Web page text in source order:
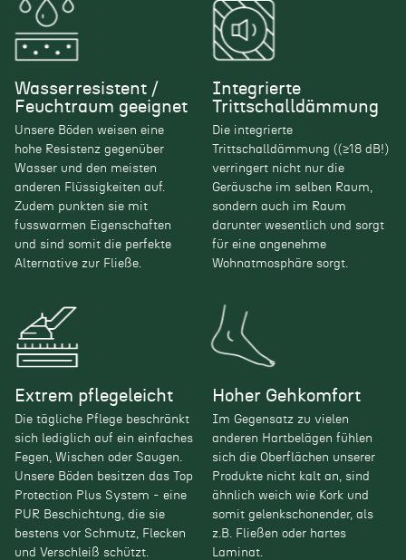
Wasserresistent /
Feuchtraum geeignet
Unsere Böden weisen eine
hohe Resistenz gegenüber
Wasser und den meisten
anderen Flüssigkeiten auf.
Zudem punkten sie mit
fusswarmen Eigenschaften
und sind somit die perfekte
Alternative zur Fließe.
Integrierte
Trittschalldämmung
Die integrierte
Trittschalldämmung ((≥18 dB!)
verringert nicht nur die
Geräusche im selben Raum,
sondern auch im Raum
darunter wesentlich und sorgt
für eine angenehme
Wohnatmosphäre sorgt.
Extrem pflegeleicht
Die tägliche Pflege beschränkt
sich lediglich auf ein einfaches
Fegen, Wischen oder Saugen.
Unsere Böden besitzen das Top
Protection Plus System - eine
PUR Beschichtung, die sie
bestens vor Schmutz, Flecken
und Verschleiß schützt.
Hoher Gehkomfort
Im Gegensatz zu vielen
anderen Hartbelägen fühlen
sich die Oberflächen unserer
Produkte nicht kalt an, sind
ähnlich weich wie Kork und
somit gelenkschonender, als
z.B. Fließen oder hartes
Laminat.